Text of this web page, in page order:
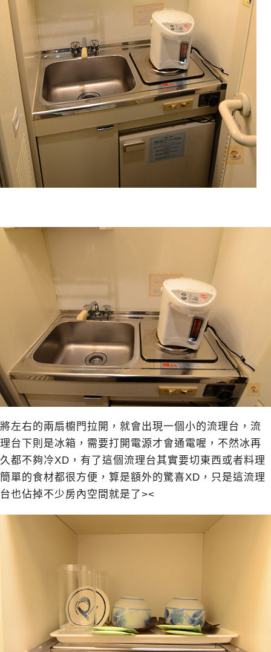
將左右的兩扇櫥門拉開，就會出現一個小的流理台，流
理台下則是冰箱，需要打開電源才會通電喔，不然冰再
久都不夠冷XD，有了這個流理台其實要切東西或者料理
簡單的食材都很方便，算是額外的驚喜XD，只是這流理
台也佔掉不少房內空間就是了><